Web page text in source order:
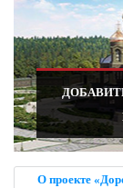
О проекте